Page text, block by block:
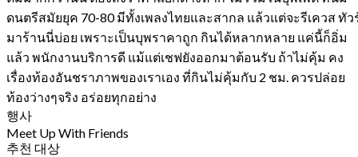
ดนตรีสมัยยุค 70-80 มีทั้งเพลงไทยและสากล แล้วแต่จะรีเควส ทัว
มาร้านนี่บ่อย เพราะเป็นบุพราคาถูก กินได้หลากหลาย แค่นี้ก็อิ่ม
แล้ว พนักงานบริการดี แม้แต่เชฟยังออกมาต้อนรับ ถ้าไม่คุ้ม คง
เรื่องท้องอันชราภาพของเราเอง ที่กินไม่คุ้มกับ 2 ชม. ควรปล่อย
ท้องว่างๆจริง อร่อยทุกอย่าง
행사
Meet Up With Friends
추천 대상